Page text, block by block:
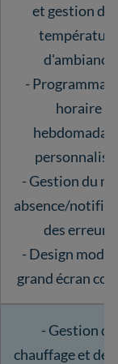
et gestion de
température
d'ambiance
-
horaire
- Gestion du
absence/
des erreurs
- Design
grand écran
- Gestion du
chauffage et de